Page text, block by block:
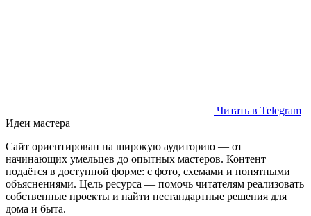
Читать в Telegram
Идеи мастера
Сайт ориентирован на широкую аудиторию — от
начинающих умельцев до опытных мастеров. Контент
подаётся в доступной форме: с фото, схемами и понятными
объяснениями. Цель ресурса — помочь читателям реализовать
собственные проекты и найти нестандартные решения для
дома и быта.